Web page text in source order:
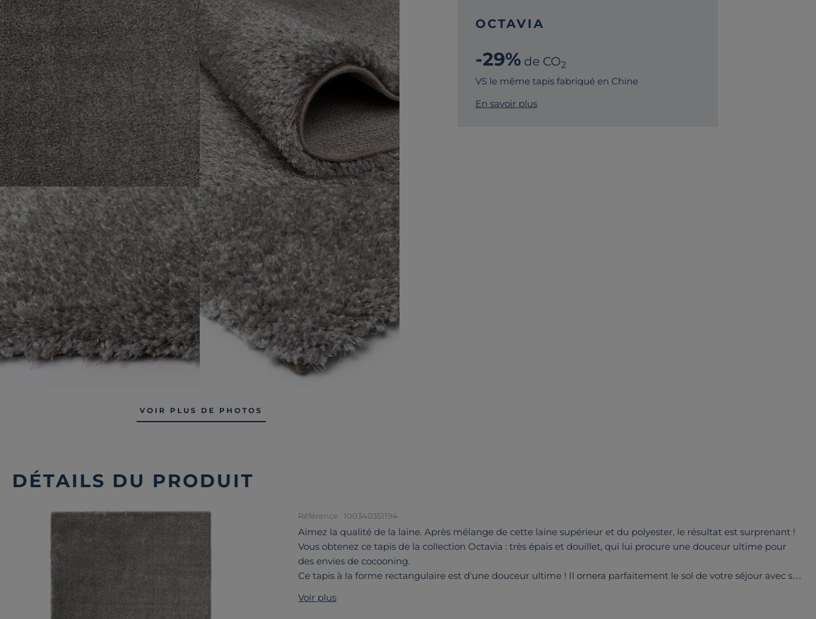
VOIR PLUS DE PHOTOS
OCTAVIA
-29%de CO2
VS le même tapis fabriqué en Chine
En savoir plus
DÉTAILS DU PRODUIT
Référence : 100340351194
Aimez la qualité de la laine. Après mélange de cette laine supérieur et du polyester, le résultat est surprenant !
Vous obtenez ce tapis de la collection Octavia : très épais et douillet, qui lui procure une douceur ultime pour
des envies de cocooning.
Ce tapis à la forme rectangulaire est d'une douceur ultime ! Il ornera parfaitement le sol de votre séjour avec ses
Découvrez toute notre sélection :
Voir plus